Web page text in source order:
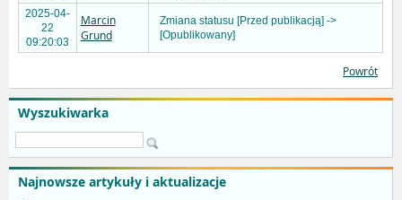
Wyszukiwarka
Najnowsze artykuły i aktualizacje
2025-04-
22
09:20:03
Marcin
Grund
Zmiana statusu [Przed publikacją] ->
[Opublikowany]
Powrót